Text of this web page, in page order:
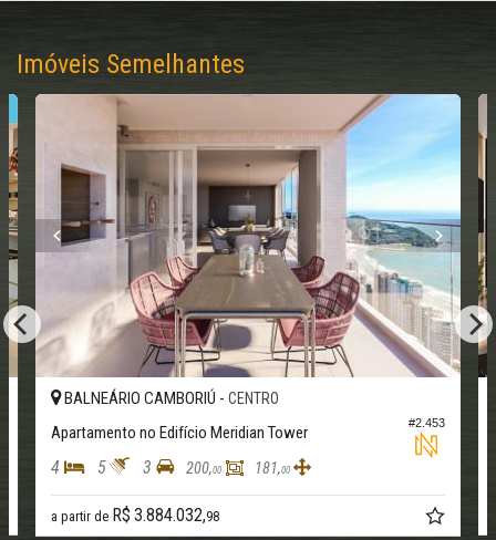
Imóveis Semelhantes
#2.453
BALNEÁRIO CAMBORIÚ -CENTRO
Apartamento no Edifício Meridian Tower
4 5 3 200,00 181,00
a partir de R$ 3.884.032,98